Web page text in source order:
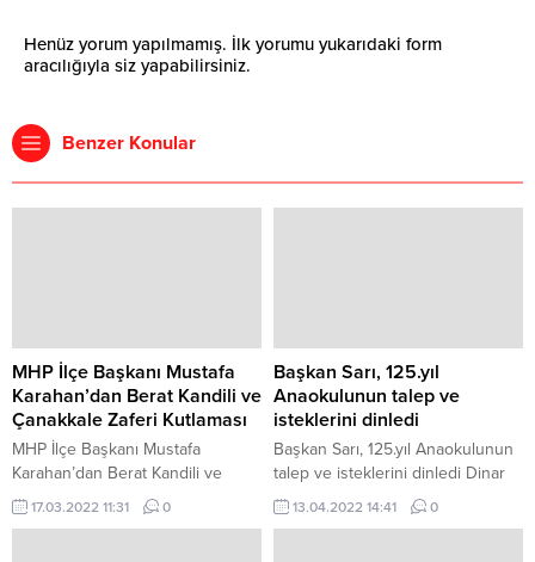
Henüz yorum yapılmamış. İlk yorumu yukarıdaki form
aracılığıyla siz yapabilirsiniz.
Benzer Konular
MHP İlçe Başkanı Mustafa
Karahan’dan Berat Kandili ve
Çanakkale Zaferi Kutlaması
MHP İlçe Başkanı Mustafa
Karahan’dan Berat Kandili ve
Çanakkale Zaferi Kutlaması
*Ramazan-ı Şerif’in habercisi,
17.03.2022 11:31 0
Başkan Sarı, 125.yıl
Anaokulunun talep ve
isteklerini dinledi
Başkan Sarı, 125.yıl Anaokulunun
talep ve isteklerini dinledi Dinar
125.Yıl Anaokulu Müdürü Osman
Orçun Kaygın, Okul Aile Birliği
13.04.2022 14:41 0